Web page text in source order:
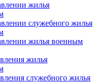
жилья
служебного жилья
жилья военным
жилья
служебного жилья